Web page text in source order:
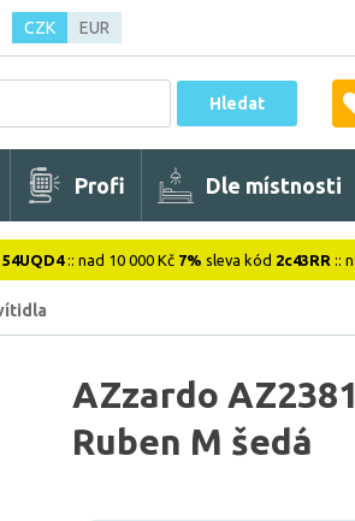
CZK EUR
Hledat
Profi Dle místnosti
54UQD4:: nad 10 000 Kč 7% sleva kód 2c43RR ::
AZzardo
Ruben M šedá